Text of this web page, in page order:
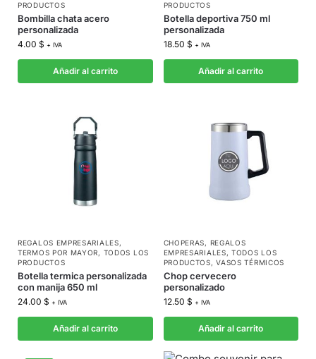
PRODUCTOS
Bombilla chata acero
personalizada
4.00 $ + IVA
Añadir al carrito
PRODUCTOS
Botella deportiva 750 ml
personalizada
18.50 $ + IVA
Añadir al carrito
REGALOS EMPRESARIALES,
TERMOS POR MAYOR, TODOS LOS
PRODUCTOS
Botella termica personalizada
con manija 650 ml
24.00 $ + IVA
Añadir al carrito
CHOPERAS, REGALOS
EMPRESARIALES,TODOS LOS
PRODUCTOS,VASOS TÉRMICOS
Chop cervecero
personalizado
12.50 $ + IVA
Añadir al carrito